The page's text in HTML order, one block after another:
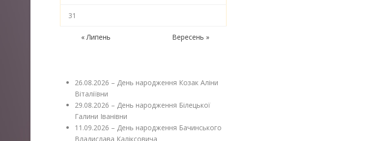
31
« Липень Вересень »
26.08.2026 – День народження Козак Аліни
Віталіївни
29.08.2026 – День народження Білецької
Галини Іванівни
11.09.2026 – День народження Бачинського
Владислава Каліксовича